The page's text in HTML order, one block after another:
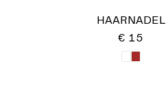
HAARNADEL
€ 15